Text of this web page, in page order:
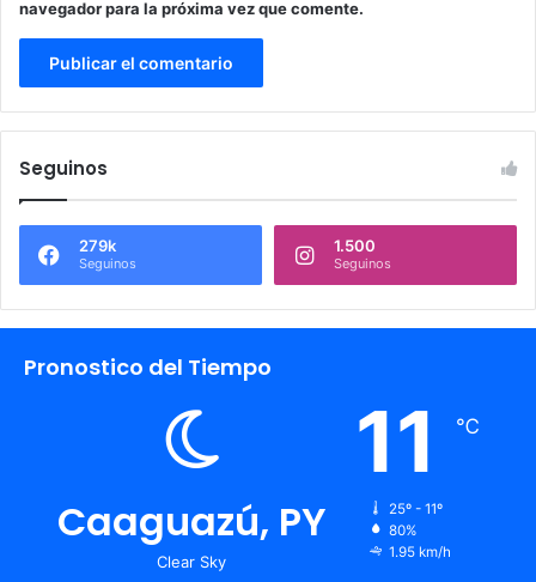
navegador para la próxima vez que comente.
Seguinos
279k
Seguinos
1.500
Seguinos
Pronostico del Tiempo
Caaguazú, PY
Clear Sky
11 ℃
25º - 11º
80%
1.95 km/h